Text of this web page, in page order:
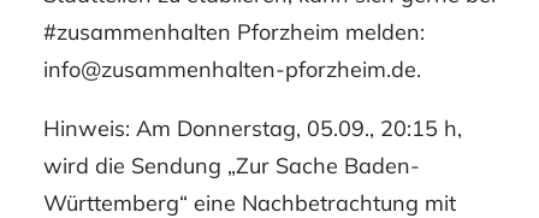
#zusammenhalten Pforzheim melden:
info@zusammenhalten-pforzheim.de.
Hinweis: Am Donnerstag, 05.09., 20:15 h,
wird die Sendung „Zur Sache Baden-
Württemberg“ eine Nachbetrachtung mit